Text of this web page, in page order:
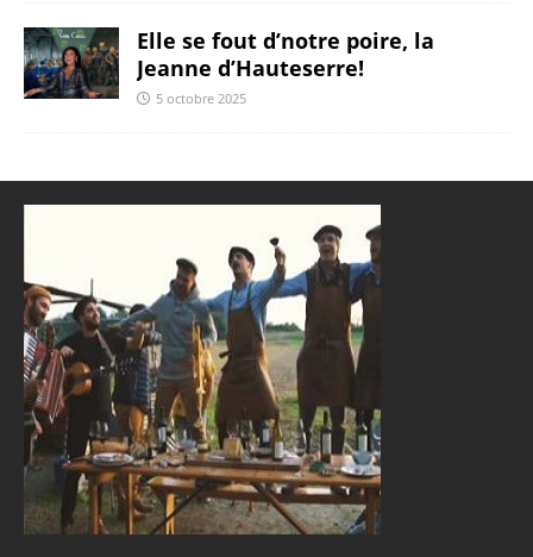
Elle se fout d’notre poire, la
Jeanne d’Hauteserre!
5 octobre 2025